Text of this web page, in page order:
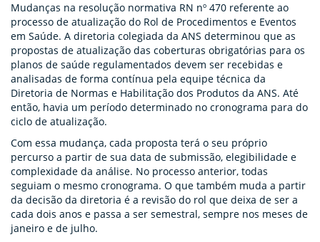
Mudanças na resolução normativa RN nº 470 referente ao
processo de atualização do Rol de Procedimentos e Eventos
em Saúde. A diretoria colegiada da ANS determinou que as
propostas de atualização das coberturas obrigatórias para os
planos de saúde regulamentados devem ser recebidas e
analisadas de forma contínua pela equipe técnica da
Diretoria de Normas e Habilitação dos Produtos da ANS. Até
então, havia um período determinado no cronograma para do
ciclo de atualização.
Com essa mudança, cada proposta terá o seu próprio
percurso a partir de sua data de submissão, elegibilidade e
complexidade da análise. No processo anterior, todas
seguiam o mesmo cronograma. O que também muda a partir
da decisão da diretoria é a revisão do rol que deixa de ser a
cada dois anos e passa a ser semestral, sempre nos meses de
janeiro e de julho.